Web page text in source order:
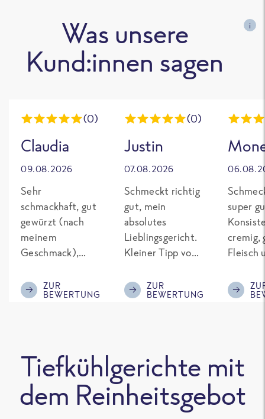
Was unsere
Kund:innen sagen
i
(0)
Claudia
09.08.2026
Sehr
schmackhaft, gut
gewürzt (nach
meinem
Geschmack),
Menge für den
'großen Hunger',
Gerichte, die kein
Paprika
enthalten, sehr
gern.
ZUR
BEWERTUNG
(0)
Justin
07.08.2026
Schmeckt richtig
gut, mein
absolutes
Lieblingsgericht.
Kleiner Tipp von
kleinen Schuss an
Sojasoße mit
besser.
ZUR
BEWERTUNG
super
cremig,
Fleisch
wir auf
nicht
Aber
Tiefkühlgerichte mit
dem Reinheitsgebot